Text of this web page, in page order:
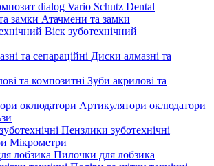
dialog Vario Schutz Dental
Атачмени та замки
Віск зуботехнічний
Диски алмазні та
Зуби акрилові та
Артикулятори оклюдатори
Пензлики зуботехнічні
Мікрометри
Пилочки для лобзика